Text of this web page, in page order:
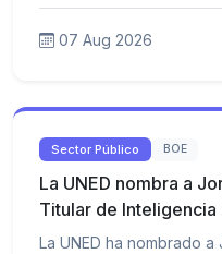
07 Aug 2026
Sector Público BOE
La UNED nombra a
Titular de
La UNED ha nombrado